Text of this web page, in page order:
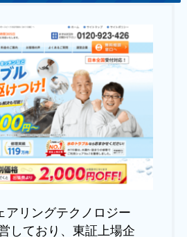
アリングテクノロジー
しており、東証上場企